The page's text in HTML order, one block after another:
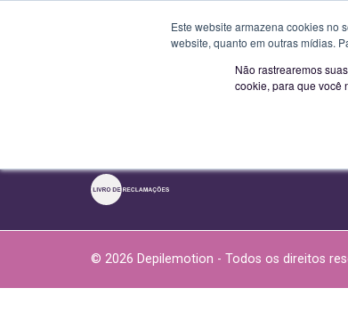
Este website armazena cookies no
website, quanto em outras mídias.
Não rastrearemos
cookie, para que você
© 2026 Depilemotion - Todos os direitos